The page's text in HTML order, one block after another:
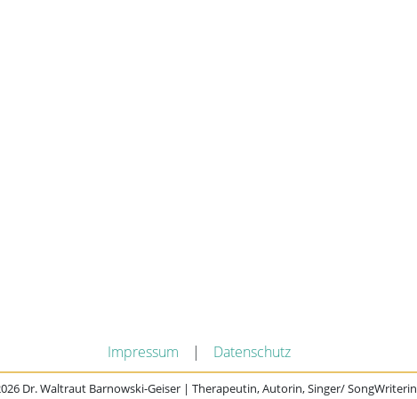
Impressum | Datenschutz
Dr. Waltraut Barnowski-Geiser | Therapeutin, Autorin, Singer/ SongWriterin